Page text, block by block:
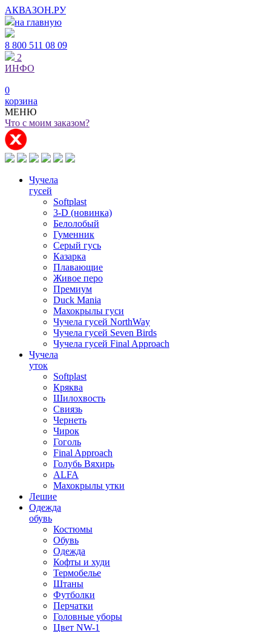
АКВАЗОН.РУ
на главную
8 800 511 08 09
2
ИНФО
0
корзина
МЕНЮ
Что с моим заказом?
Чучела
гусей
Softplast
3-D (новинка)
Белолобый
Гуменник
Серый гусь
Казарка
Плавающие
Живое перо
Премиум
Duck Mania
Махокрылы гуси
Чучела гусей NorthWay
Чучела гусей Seven Birds
Чучела гусей Final Approach
Чучела
уток
Softplast
Кряква
Шилохвость
Свиязь
Чернеть
Чирок
Гоголь
Final Approach
Голубь Вяхирь
ALFA
Махокрылы утки
Лешие
Одежда
обувь
Костюмы
Обувь
Одежда
Кофты и худи
Термобелье
Штаны
Футболки
Перчатки
Головные уборы
Цвет NW-1